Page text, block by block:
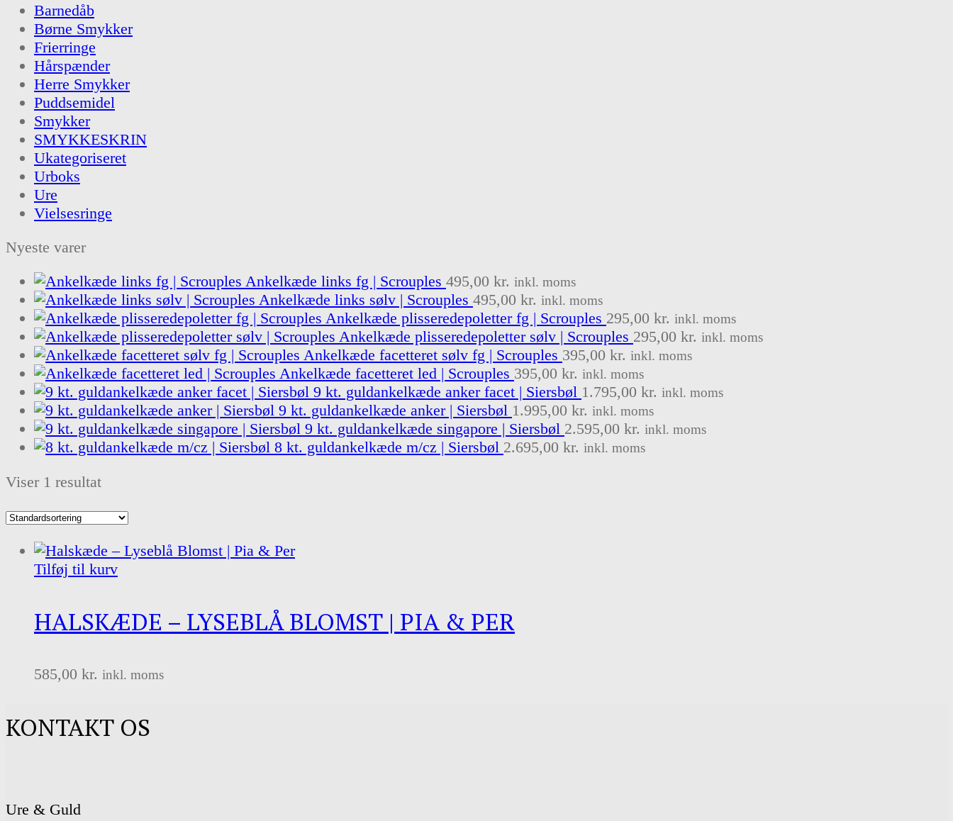
Barnedåb
Børne Smykker
Frierringe
Hårspænder
Herre Smykker
Puddsemidel
Smykker
SMYKKESKRIN
Ukategoriseret
Urboks
Ure
Vielsesringe
Nyeste varer
Ankelkæde links fg | Scrouples 495,00 kr. inkl. moms
Ankelkæde links sølv | Scrouples 495,00 kr. inkl. moms
Ankelkæde plisseredepoletter fg | Scrouples 295,00 kr. inkl. moms
Ankelkæde plisseredepoletter sølv | Scrouples 295,00 kr. inkl. moms
Ankelkæde facetteret sølv fg | Scrouples 395,00 kr. inkl. moms
Ankelkæde facetteret led | Scrouples 395,00 kr. inkl. moms
9 kt. guldankelkæde anker facet | Siersbøl 1.795,00 kr. inkl. moms
9 kt. guldankelkæde anker | Siersbøl 1.995,00 kr. inkl. moms
9 kt. guldankelkæde singapore | Siersbøl 2.595,00 kr. inkl. moms
8 kt. guldankelkæde m/cz | Siersbøl 2.695,00 kr. inkl. moms
Viser 1 resultat
Tilføj til kurv
HALSKÆDE – LYSEBLÅ BLOMST | PIA & PER
585,00 kr. inkl. moms
KONTAKT OS
Ure & Guld